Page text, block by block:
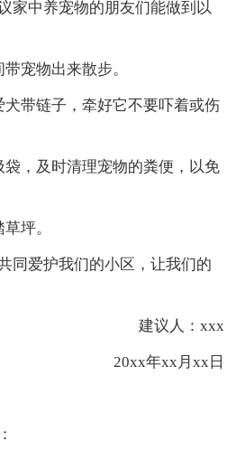
家中养宠物的朋友们能做到以
宠物出来散步。
犬带链子，牵好它不要吓着或伤
袋，及时清理宠物的粪便，以免
坪。
同爱护我们的小区，让我们的
建议人：xxx
20xx年xx月xx日